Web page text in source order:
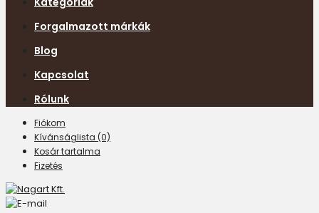
Forgalmazott márkák
Blog
Kapcsolat
Rólunk
Fiókom
Kívánságlista (0)
Kosár tartalma
Fizetés